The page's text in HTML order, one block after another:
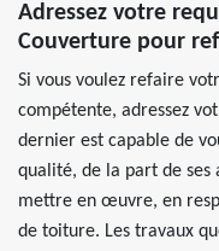
Adressez votre
Couverture pour
Si vous voulez refaire
compétente, adressez
dernier est capable de
qualité, de la part de ses
mettre en œuvre, en
de toiture. Les travaux